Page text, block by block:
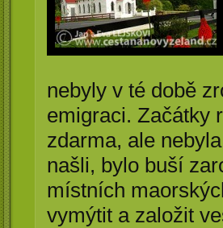
nebyly v té době
emigraci. Začátky
zdarma, ale
našli, bylo buší
místních
vymýtit a založit